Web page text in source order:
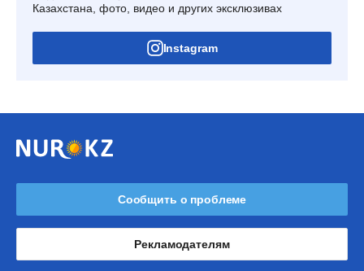
Казахстана, фото, видео и других эксклюзивах
Instagram
Сообщить о проблеме
Рекламодателям